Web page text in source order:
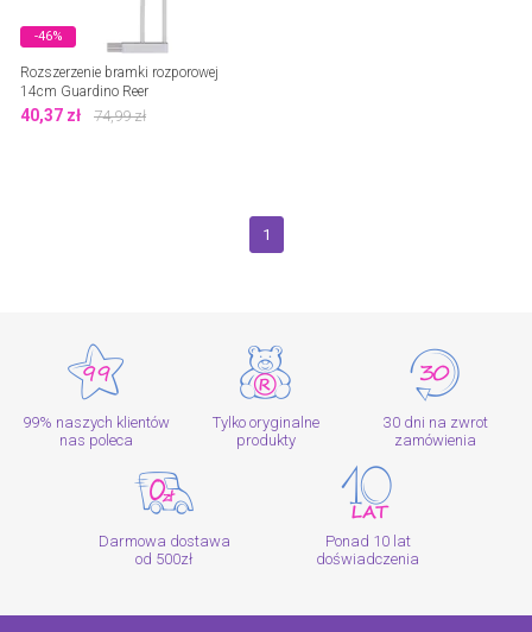
-46%
Rozszerzenie bramki rozporowej
14cm Guardino Reer
40,37 zł 74,99zł
1
99% naszych klientów
nas poleca
Tylko oryginalne
produkty
30 dni na zwrot
zamówienia
Darmowa dostawa
od 500zł
Ponad 10 lat
doświadczenia